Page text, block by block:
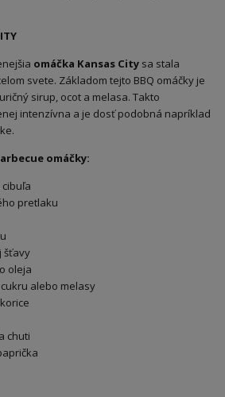
omáčka Kansas City sa stala
svete. Základom tejto BBQ omáčky je
sirup, ocot a melasa. Takto
intenzívna a je dosť podobná napríklad
omáčky:
pretlaku
šťavy
oleja
alebo melasy
chuti